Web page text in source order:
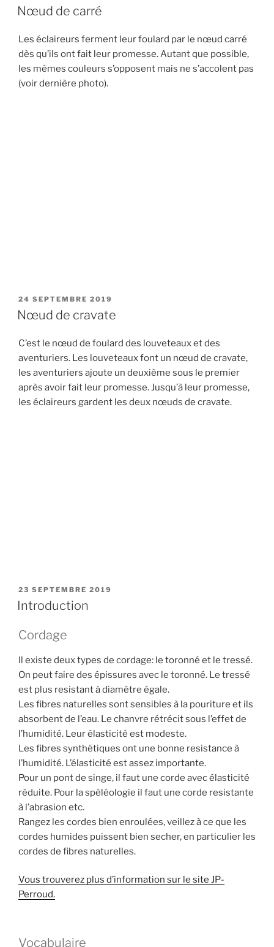
LE
Nœud de carré
Les éclaireurs ferment leur foulard par le nœud carré
dès qu’ils ont fait leur promesse. Autant que possible,
les mêmes couleurs s’opposent mais ne s’accolent pas
(voir dernière photo).
PUBLIÉ
LE
24 SEPTEMBRE 2019
Nœud de cravate
C’est le nœud de foulard des louveteaux et des
aventuriers. Les louveteaux font un nœud de cravate,
les aventuriers ajoute un deuxième sous le premier
après avoir fait leur promesse. Jusqu’à leur promesse,
les éclaireurs gardent les deux nœuds de cravate.
PUBLIÉ
LE
23 SEPTEMBRE 2019
Introduction
Cordage
Il existe deux types de cordage: le toronné et le tressé.
On peut faire des épissures avec le toronné. Le tressé
est plus resistant à diamètre égale.
Les fibres naturelles sont sensibles à la pouriture et ils
absorbent de l’eau. Le chanvre rétrécit sous l’effet de
l’humidité. Leur élasticité est modeste.
Les fibres synthétiques ont une bonne resistance à
l’humidité. L’élasticité est assez importante.
Pour un pont de singe, il faut une corde avec élasticité
réduite. Pour la spéléologie il faut une corde resistante
à l’abrasion etc.
Rangez les cordes bien enroulées, veillez à ce que les
cordes humides puissent bien secher, en particulier les
cordes de fibres naturelles.
Vous trouverez plus d’information sur le site JP-
Perroud.
Vocabulaire